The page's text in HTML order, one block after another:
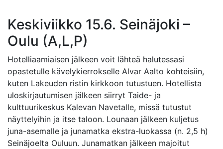
Keskiviikko 15.6. Seinäjoki –
Oulu (A,L,P)
Hotelliaamiaisen jälkeen voit lähteä halutessasi
opastetulle kävelykierrokselle Alvar Aalto kohteisiin,
kuten Lakeuden ristin kirkkoon tutustuen. Hotellista
uloskirjautumisen jälkeen siirryt Taide- ja
kulttuurikeskus Kalevan Navetalle, missä tutustut
näyttelyihin ja itse taloon. Lounaan jälkeen kuljetus
juna-asemalle ja junamatka ekstra-luokassa (n. 2,5 h)
Seinäjoelta Ouluun. Junamatkan jälkeen majoitut